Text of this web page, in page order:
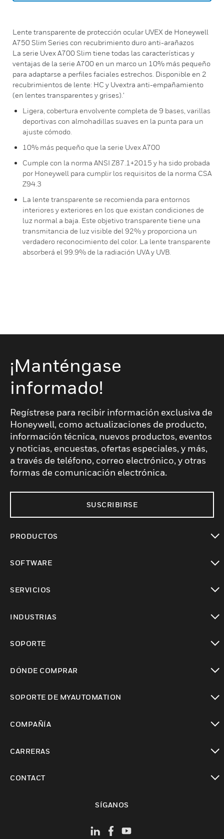
Lente transparente de protección ocular UVEX de Honeywell
A750 Slim Series con recubrimiento duro anti-arañazos
La serie Uvex A700 Slim tiene todas las características y
ventajas de la serie A700 en un marco un 10% más pequeño
para adaptarse a perfiles faciales estrechos. Disponible en 2
recubrimientos de lente: HC y Uvextra anti-empañamiento
(en lentes transparentes y grises).'
Ligera, cobertura envolvente completa de 9 bases, varillas
deportivas con almohadillas suaves en la punta para un
ajuste cómodo.
10% más pequeño que la serie Uvex A700
Cumple con la norma ANSI Z87.1+2015 y ha sido probada
por Honeywell para cumplir los requisitos de la norma CSA
Z94.3
La lente transparente se recomienda para entornos
interiores y exteriores en los que existan condiciones de
luz normal a baja. Este objetivo transparente tiene una
transmitancia de luz visible del 92% y proporciona un
verdadero reconocimiento del color. La lente transparente
absorberá el 99.9% de la radiación UVA y UVB.
¡Manténgase
informado!
Regístrese para recibir información exclusiva de
Honeywell, como actualizaciones de producto,
información técnica, nuevos productos, eventos
y noticias, encuestas, ofertas especiales, y más,
a través de teléfono, correo electrónico, y otras
formas de comunicación electrónica.
SUSCRIBIRSE
PRODUCTOS
SOFTWARE
SERVICIOS
INDUSTRIAS
SOPORTE
DÓNDE COMPRAR
SOPORTE DE MYAUTOMATION
COMPAÑÍA
CARRERAS
CONTACT
SÍGANOS